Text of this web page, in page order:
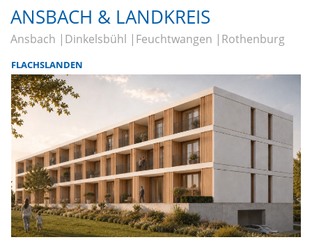
ANSBACH & LANDKREIS
Ansbach Dinkelsbühl Feuchtwangen Rothenburg
FLACHSLANDEN